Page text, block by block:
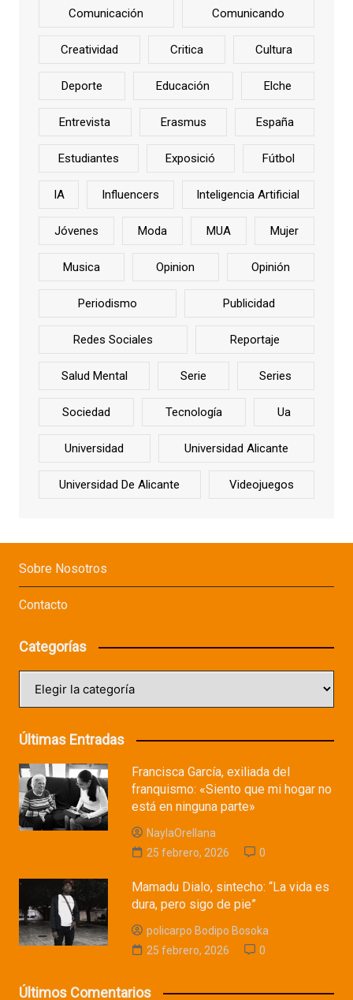
Comunicación Comunicando
Creatividad Critica Cultura
Deporte Educación Elche
Entrevista Erasmus España
Estudiantes Exposició Fútbol
IA Influencers Inteligencia Artificial
Jóvenes Moda MUA Mujer
Musica Opinion Opinión
Periodismo Publicidad
Redes Sociales Reportaje
Salud Mental Serie Series
Sociedad Tecnología Ua
Universidad Universidad Alicante
Universidad De Alicante Videojuegos
Sobre Nosotros
Contacto
Categorías
Últimas Entradas
Francisca García, exiliada del
franquismo: «Siento que mi hogar no
está en ninguna parte»
NaylaOrellana
25 febrero, 2026
0
Mamadu Dialo, sintecho: “La vida es
dura, pero sigo de pie”
policarpo Bodipo Bosoka
25 febrero, 2026
0
Últimos Comentarios